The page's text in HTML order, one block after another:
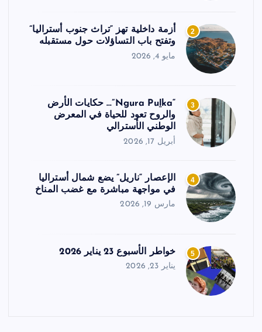
2
أزمة داخلية تهز “تراث جنوب أستراليا”
وتفتح باب التساؤلات حول مستقبله
مايو 4, 2026
3
“Ngura Puḻka”… حكايات الأرض
والروح تعود للحياة في المعرض
الوطني الأسترالي
أبريل 17, 2026
4
الإعصار “ناريل” يضع شمال أستراليا
في مواجهة مباشرة مع غضب المناخ
مارس 19, 2026
5 خواطر الأسبوع 23 يناير 2026
يناير 23, 2026